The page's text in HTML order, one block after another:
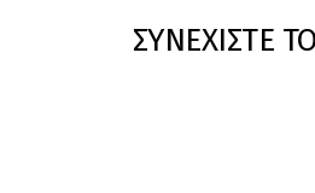
ΣΥΝΕΧΙΣΤΕ